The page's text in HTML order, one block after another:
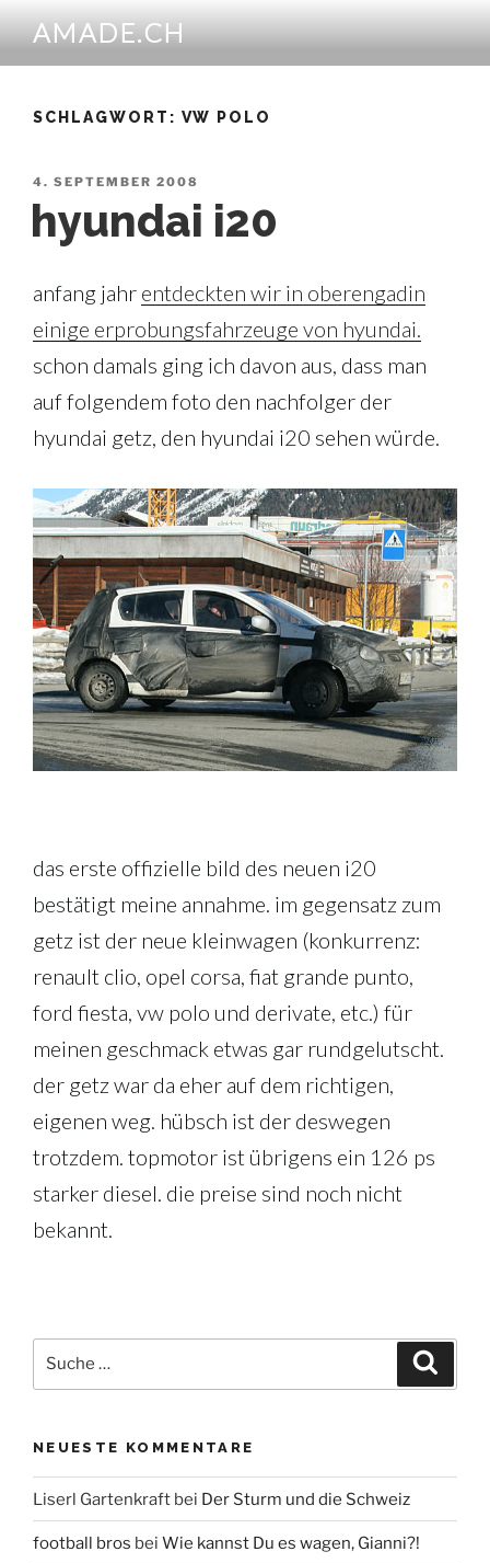
Inhalt
springen
AMADE.CH
SCHLAGWORT: VW POLO
VERÖFFENTLICHT
AM
4. SEPTEMBER 2008
hyundai i20
anfang jahr entdeckten wir in oberengadin
einige erprobungsfahrzeuge von hyundai.
schon damals ging ich davon aus, dass man
auf folgendem foto den nachfolger der
hyundai getz, den hyundai i20 sehen würde.
das erste offizielle bild des neuen i20
bestätigt meine annahme. im gegensatz zum
getz ist der neue kleinwagen (konkurrenz:
renault clio, opel corsa, fiat grande punto,
ford fiesta, vw polo und derivate, etc.) für
meinen geschmack etwas gar rundgelutscht.
der getz war da eher auf dem richtigen,
eigenen weg. hübsch ist der deswegen
trotzdem. topmotor ist übrigens ein 126 ps
starker diesel. die preise sind noch nicht
bekannt.
nach:
NEUESTE KOMMENTARE
Liserl Gartenkraft bei Der Sturm und die Schweiz
football bros bei Wie kannst Du es wagen, Gianni?!